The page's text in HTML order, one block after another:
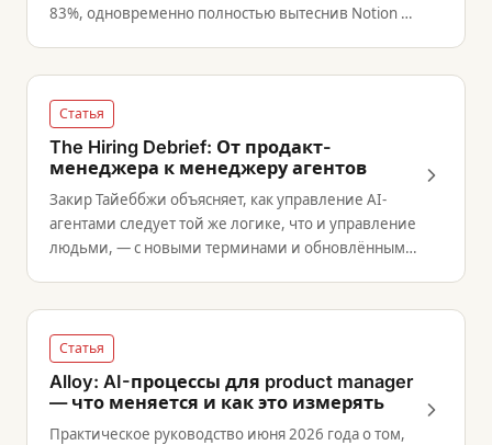
83%, одновременно полностью вытеснив Notion —
Статья
The Hiring Debrief: От продакт-
менеджера к менеджеру агентов
Закир Тайеббжи объясняет, как управление AI-
агентами следует той же логике, что и управление
людьми, — с новыми терминами и обновлёнными
Статья
Alloy: AI-процессы для product manager
— что меняется и как это измерять
Практическое руководство июня 2026 года о том,